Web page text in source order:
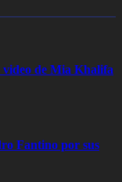
de Mia Khalifa
Fantino por sus